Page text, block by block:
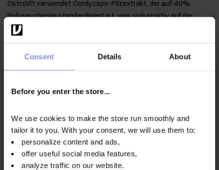
Consent Details About
Before you enter the store...
We use cookies to make the store run smoothly and
tailor it to you. With your consent, we will use them to:
personalize content and ads,
offer useful social media features,
analyze traffic on our website.
OstroVit verwendet Cordyceps-Pilzextrakt, der auf 40%
Polysaccharide standardisiert ist, was sich positiv auf die
Qualität des Nahrungsergänzungsmittels auswirkt und für
Portion des Produkts sorgt.
Nährwertinformationen